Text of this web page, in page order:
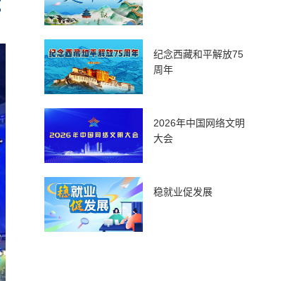
纪念西藏和平解放75
周年
2026年中国网络文明
大会
稳就业促发展